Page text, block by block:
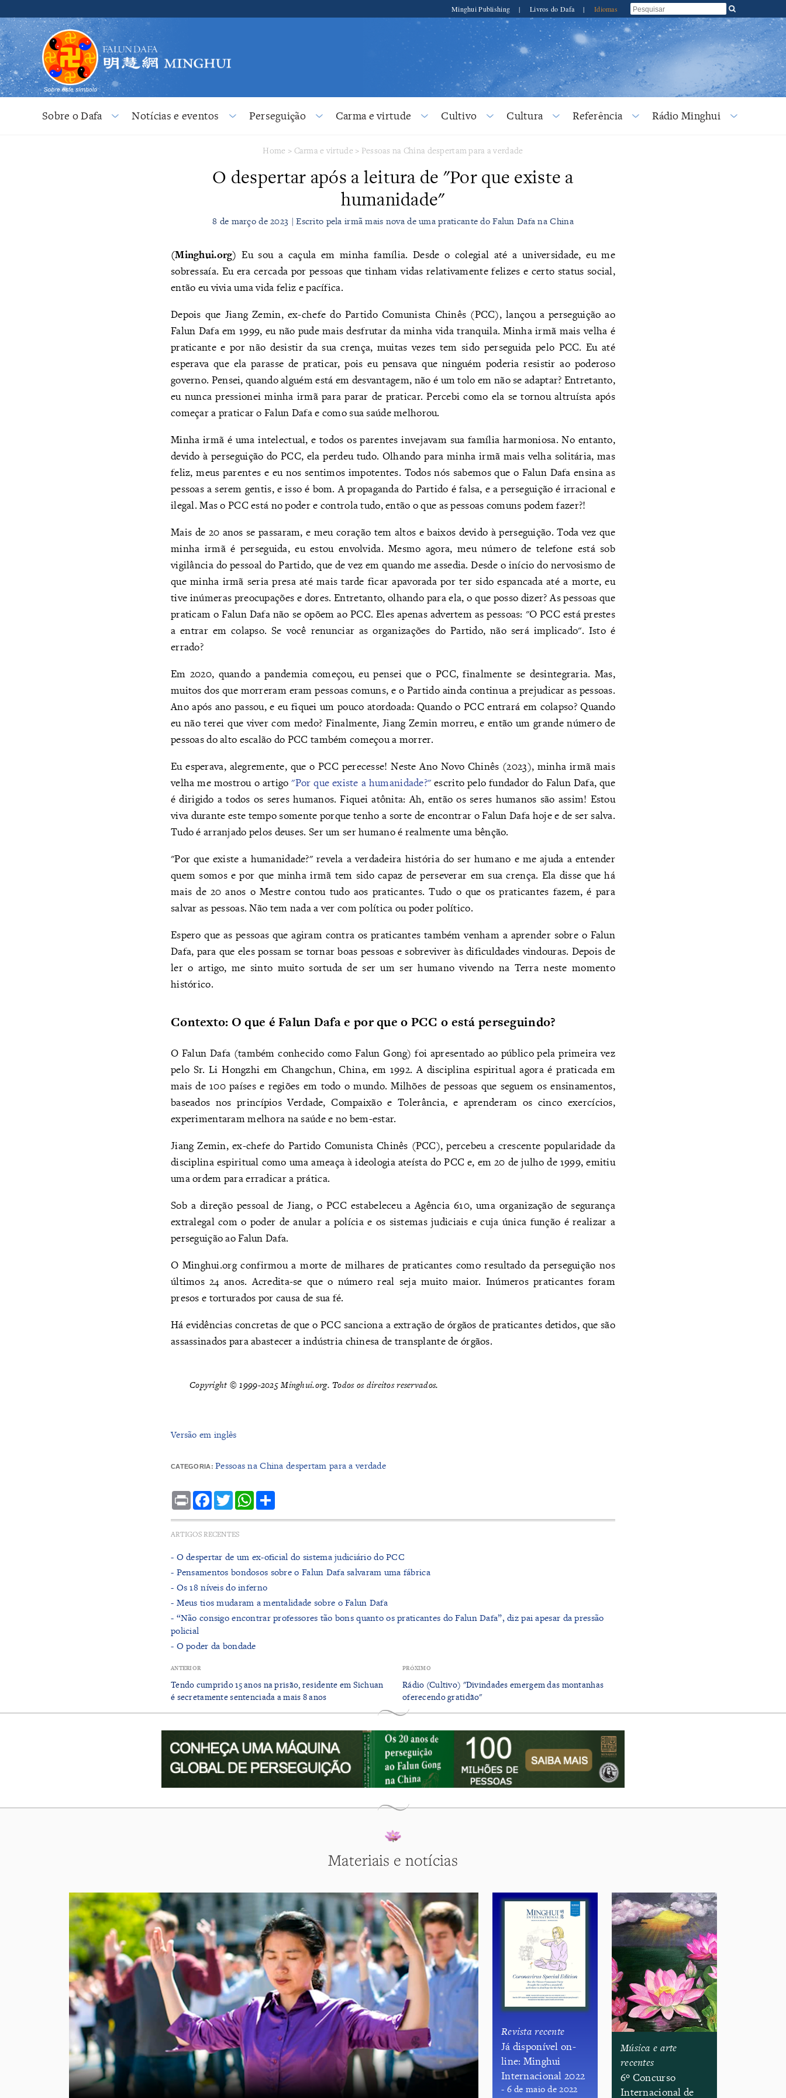
Minghui Publishing | Livros do Dafa | Idiomas
Sobre o Dafa Notícias e eventos Perseguição Carma e virtude Cultivo Cultura Referência Rádio Minghui
Home > Carma e virtude > Pessoas na China despertam para a verdade
O despertar após a leitura de "Por que existe a
humanidade"
8 de março de 2023 | Escrito pela irmã mais nova de uma praticante do Falun Dafa na China
(Minghui.org) Eu sou a caçula em minha família. Desde o colegial até a universidade, eu me
sobressaía. Eu era cercada por pessoas que tinham vidas relativamente felizes e certo status social,
então eu vivia uma vida feliz e pacífica.
Depois que Jiang Zemin, ex-chefe do Partido Comunista Chinês (PCC), lançou a perseguição ao
Falun Dafa em 1999, eu não pude mais desfrutar da minha vida tranquila. Minha irmã mais velha é
praticante e por não desistir da sua crença, muitas vezes tem sido perseguida pelo PCC. Eu até
esperava que ela parasse de praticar, pois eu pensava que ninguém poderia resistir ao poderoso
governo. Pensei, quando alguém está em desvantagem, não é um tolo em não se adaptar? Entretanto,
eu nunca pressionei minha irmã para parar de praticar. Percebi como ela se tornou altruísta após
começar a praticar o Falun Dafa e como sua saúde melhorou.
Minha irmã é uma intelectual, e todos os parentes invejavam sua família harmoniosa. No entanto,
devido à perseguição do PCC, ela perdeu tudo. Olhando para minha irmã mais velha solitária, mas
feliz, meus parentes e eu nos sentimos impotentes. Todos nós sabemos que o Falun Dafa ensina as
pessoas a serem gentis, e isso é bom. A propaganda do Partido é falsa, e a perseguição é irracional e
ilegal. Mas o PCC está no poder e controla tudo, então o que as pessoas comuns podem fazer?!
Mais de 20 anos se passaram, e meu coração tem altos e baixos devido à perseguição. Toda vez que
minha irmã é perseguida, eu estou envolvida. Mesmo agora, meu número de telefone está sob
vigilância do pessoal do Partido, que de vez em quando me assedia. Desde o início do nervosismo de
que minha irmã seria presa até mais tarde ficar apavorada por ter sido espancada até a morte, eu
tive inúmeras preocupações e dores. Entretanto, olhando para ela, o que posso dizer? As pessoas que
praticam o Falun Dafa não se opõem ao PCC. Eles apenas advertem as pessoas: "O PCC está prestes
a entrar em colapso. Se você renunciar as organizações do Partido, não será implicado". Isto é
errado?
Em 2020, quando a pandemia começou, eu pensei que o PCC, finalmente se desintegraria. Mas,
muitos dos que morreram eram pessoas comuns, e o Partido ainda continua a prejudicar as pessoas.
Ano após ano passou, e eu fiquei um pouco atordoada: Quando o PCC entrará em colapso? Quando
eu não terei que viver com medo? Finalmente, Jiang Zemin morreu, e então um grande número de
pessoas do alto escalão do PCC também começou a morrer.
Eu esperava, alegremente, que o PCC perecesse! Neste Ano Novo Chinês (2023), minha irmã mais
velha me mostrou o artigo"Por que existe a humanidade?" escrito pelo fundador do Falun Dafa, que
é dirigido a todos os seres humanos. Fiquei atônita: Ah, então os seres humanos são assim! Estou
viva durante este tempo somente porque tenho a sorte de encontrar o Falun Dafa hoje e de ser salva.
Tudo é arranjado pelos deuses. Ser um ser humano é realmente uma bênção.
"Por que existe a humanidade?" revela a verdadeira história do ser humano e me ajuda a entender
quem somos e por que minha irmã tem sido capaz de perseverar em sua crença. Ela disse que há
mais de 20 anos o Mestre contou tudo aos praticantes. Tudo o que os praticantes fazem, é para
salvar as pessoas. Não tem nada a ver com política ou poder político.
Espero que as pessoas que agiram contra os praticantes também venham a aprender sobre o Falun
Dafa, para que eles possam se tornar boas pessoas e sobreviver às dificuldades vindouras. Depois de
ler o artigo, me sinto muito sortuda de ser um ser humano vivendo na Terra neste momento
histórico.
Contexto: O que é Falun Dafa e por que o PCC o está perseguindo?
O Falun Dafa (também conhecido como Falun Gong) foi apresentado ao público pela primeira vez
pelo Sr. Li Hongzhi em Changchun, China, em 1992. A disciplina espiritual agora é praticada em
mais de 100 países e regiões em todo o mundo. Milhões de pessoas que seguem os ensinamentos,
baseados nos princípios Verdade, Compaixão e Tolerância, e aprenderam os cinco exercícios,
experimentaram melhora na saúde e no bem-estar.
Jiang Zemin, ex-chefe do Partido Comunista Chinês (PCC), percebeu a crescente popularidade da
disciplina espiritual como uma ameaça à ideologia ateísta do PCC e, em 20 de julho de 1999, emitiu
uma ordem para erradicar a prática.
Sob a direção pessoal de Jiang, o PCC estabeleceu a Agência 610, uma organização de segurança
extralegal com o poder de anular a polícia e os sistemas judiciais e cuja única função é realizar a
perseguição ao Falun Dafa.
O Minghui.org confirmou a morte de milhares de praticantes como resultado da perseguição nos
últimos 24 anos. Acredita-se que o número real seja muito maior. Inúmeros praticantes foram
presos e torturados por causa de sua fé.
Há evidências concretas de que o PCC sanciona a extração de órgãos de praticantes detidos, que são
assassinados para abastecer a indústria chinesa de transplante de órgãos.
Copyright © 1999-2025 Minghui.org. Todos os direitos reservados.
Versão em inglês
CATEGORIA: Pessoas na China despertam para a verdade
Print Facebook
TwitterWhatsApp
ARTIGOS RECENTES
- O despertar de um ex-oficial do sistema judiciário do PCC
- Pensamentos bondosos sobre o Falun Dafa salvaram uma fábrica
- ​Os 18 níveis do inferno
- ​Meus tios mudaram a mentalidade sobre o Falun Dafa
- “Não consigo encontrar professores tão bons quanto os praticantes do Falun Dafa”, diz pai apesar da pressão
policial
- ​O poder da bondade
ANTERIOR
Tendo cumprido 15 anos na prisão, residente em Sichuan
é secretamente sentenciada a mais 8 anos
PRÓXIMO
Rádio (Cultivo) "Divindades emergem das montanhas
oferecendo gratidão"
Materiais e notícias
Revista recente
​Já disponível on-
line: Minghui
Internacional 2022
- 6 de maio de 2022
Música e arte
recentes
6º Concurso
Internacional de